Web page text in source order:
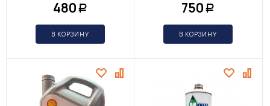
480 Р
В КОРЗИНУ
750 Р
В КОРЗИНУ